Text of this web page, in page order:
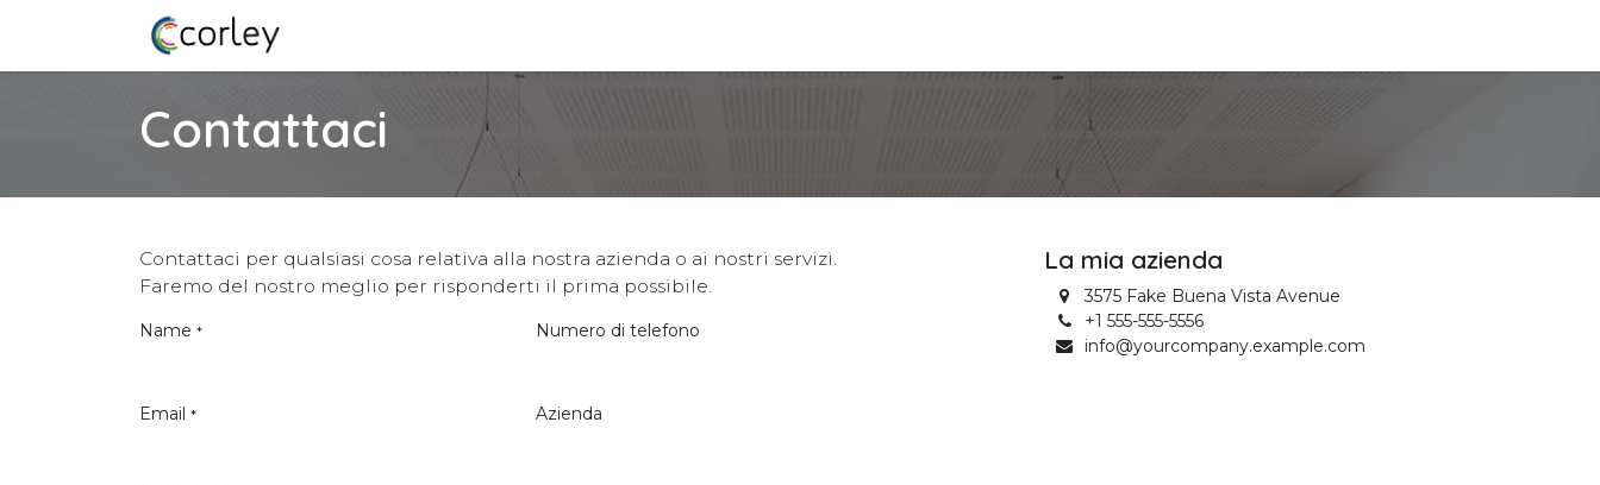
Passa al contenuto
Contattaci
Contattaci per qualsiasi cosa relativa alla nostra azienda o ai nostri servizi.
Faremo del nostro meglio per risponderti il prima possibile.
Name * Numero di telefono
Email * Azienda
La mia azienda
3575 Fake Buena Vista Avenue
+1 555-555-5556
info@yourcompany.example.com